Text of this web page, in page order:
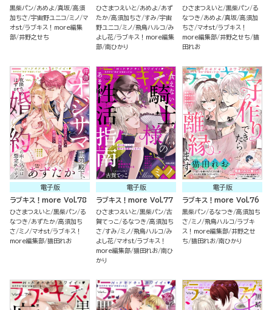
黒柴パン あめよ 真坂 高須
加ちさ 宇宙野ユニコ ミノ マ
オst ラブキス！more編集
部 井野之せち
ひさまつえいと あめよ
あず
たか 高須加ちさ すみ 宇宙
野ユニコ
ミノ 飛鳥ハルコ み
よし花 ラブキス！more編集
部 南ひかり
ひさまつえいと 黒柴パン る
なつき
あめよ 真坂 高須加
ちさ マオst ラブキス！
more編集部 井野之せち 猫
田れお
電子版
ラブキス！more Vol.78
ひさまつえいと 黒柴パン る
なつき
あずたか 高須加ち
さ
ミノ マオst ラブキス！
more編集部 猫田れお
電子版
ラブキス！more Vol.77
ひさまつえいと 黒柴パン 古
賀てっこ
るなつき 高須加ち
さ すみ ミノ 飛鳥ハルコ み
よし花 マオst ラブキス！
more編集部 猫田れお 南ひ
かり
電子版
ラブキス！more Vol.76
黒柴パン るなつき 高須加ち
さ
ミノ 飛鳥ハルコ ラブキ
ス！more編集部 井野之せ
ち 猫田れお 南ひかり